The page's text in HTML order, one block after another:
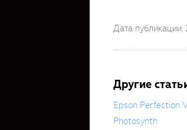
Дата публикации:
Другие
Epson Perfection
Photosynth